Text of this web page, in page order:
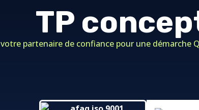
TP
votre partenaire de confiance pour une démarche